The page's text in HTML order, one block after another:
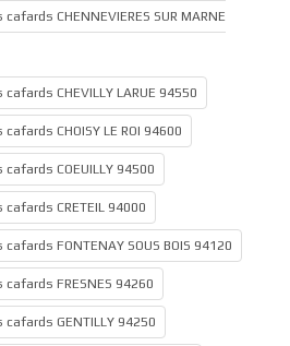
CHENNEVIERES SUR MARNE
CHEVILLY LARUE 94550
CHOISY LE ROI 94600
COEUILLY 94500
CRETEIL 94000
FONTENAY SOUS BOIS 94120
FRESNES 94260
GENTILLY 94250